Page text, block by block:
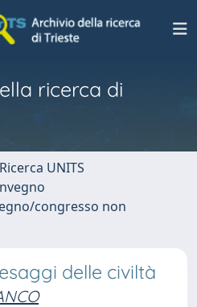
ricerca di
UNITS
congresso non
delle civiltà